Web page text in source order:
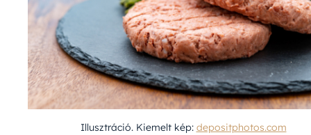
Illusztráció. Kiemelt kép: depositphotos.com